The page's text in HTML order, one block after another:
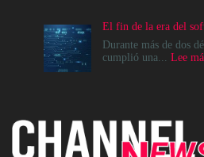
es
un
El fin de la era del
Durante más de dos
cumplió una... Lee